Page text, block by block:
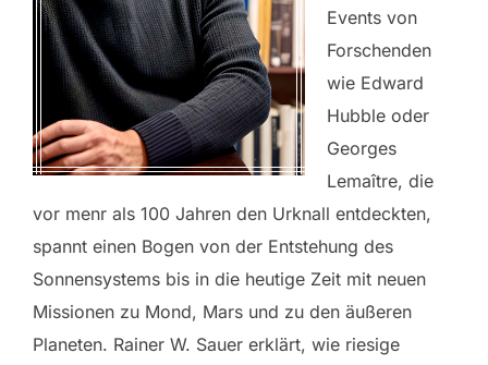
Events von
Forschenden
wie Edward
Hubble oder
Georges
Lemaître, die
vor menr als 100 Jahren den Urknall entdeckten,
spannt einen Bogen von der Entstehung des
Sonnensystems bis in die heutige Zeit mit neuen
Missionen zu Mond, Mars und zu den äußeren
Planeten. Rainer W. Sauer erklärt, wie riesige